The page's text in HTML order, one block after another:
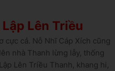
Lên Triều
cực cả. Nỗ Nhĩ Cáp Xích cũng
nhà Thanh lừng lẫy, thống
Lên Triều Thanh, khang hi,